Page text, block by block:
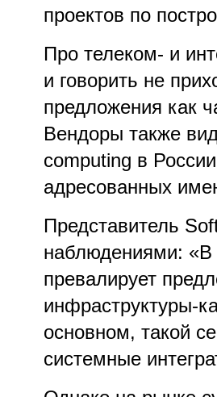
проектов по
Про телеком- и
и говорить не
предложения как
Вендоры также
computing в
адресованных
Представитель
наблюдениями: «В
превалирует
инфраструктуры-
основном, такой
системные